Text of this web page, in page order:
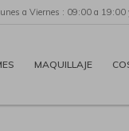
MAQUILLAJE
a Viernes : 09:00 a 19:00